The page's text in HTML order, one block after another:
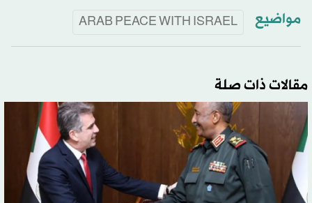
مواضيع ARAB PEACE WITH ISRAEL
مقالات ذات صلة